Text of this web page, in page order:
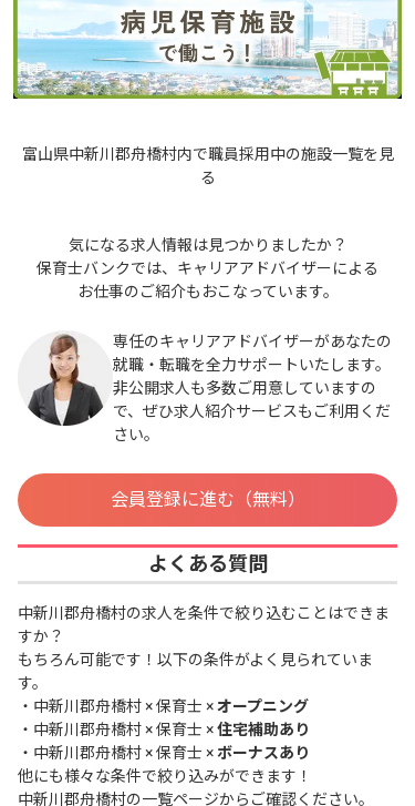
富山県中新川郡舟橋村内で職員採用中の施設一覧を見
る
気になる求人情報は見つかりましたか？
保育士バンクでは、キャリアアドバイザーによる
お仕事のご紹介もおこなっています。
専任のキャリアアドバイザーがあなたの
就職・転職を全力サポートいたします。
非公開求人も多数ご用意していますの
で、ぜひ求人紹介サービスもご利用くだ
さい。
会員登録に進む（無料）
よくある質問
中新川郡舟橋村の求人を条件で絞り込むことはできま
すか？
もちろん可能です！以下の条件がよく見られていま
す。
・ 中新川郡舟橋村 × 保育士 ×オープニング
・ 中新川郡舟橋村 × 保育士 ×住宅補助あり
・ 中新川郡舟橋村 × 保育士 ×ボーナスあり
他にも様々な条件で絞り込みができます！
中新川郡舟橋村の一覧ページからご確認ください。